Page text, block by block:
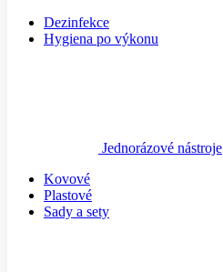
Dezinfekce
Hygiena po výkonu
Jednorázové nástroje
Kovové
Plastové
Sady a sety